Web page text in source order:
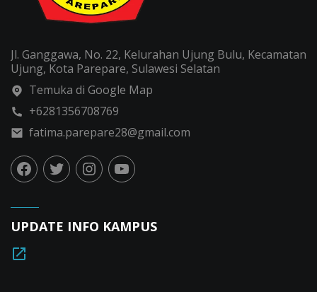
Jl. Ganggawa, No. 22, Kelurahan Ujung Bulu, Kecamatan
Ujung, Kota Parepare, Sulawesi Selatan
Temuka di Google Map
+6281356708769
fatima.parepare28@gmail.com
UPDATE INFO KAMPUS